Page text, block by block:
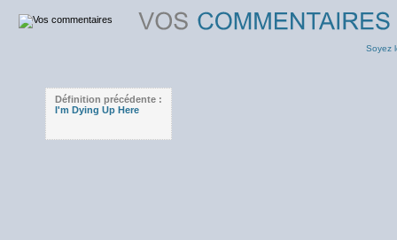
Soyez
Définition précédente :
I'm Dying Up Here